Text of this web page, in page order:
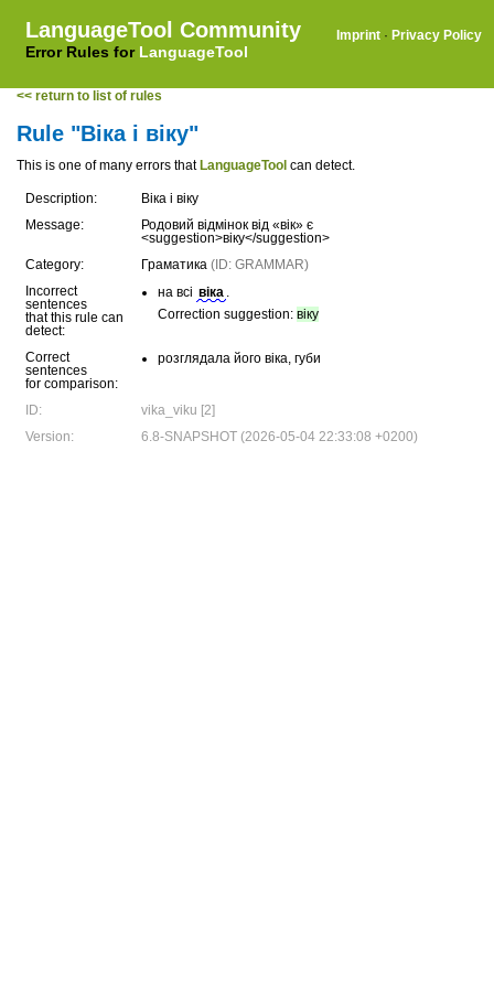
LanguageTool Community
Error Rules for LanguageTool
Imprint · Privacy Policy
<< return to list of rules
Rule "Віка і віку"
This is one of many errors that LanguageTool can detect.
Description:
Віка і віку
Message:
Родовий відмінок від «вік» є
<suggestion>віку</suggestion>
Category:
Граматика (ID: GRAMMAR)
Incorrect
sentences
that this rule can
detect:
на всі віка .
Correction suggestion: віку
Correct
sentences
for comparison:
розглядала його віка, губи
ID:
vika_viku [2]
Version:
6.8-SNAPSHOT (2026-05-04 22:33:08 +0200)